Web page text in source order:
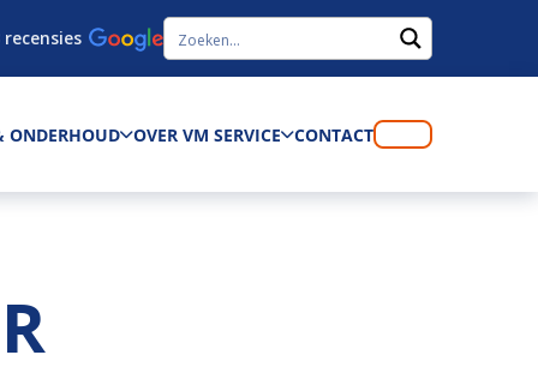
recensies
ONDERHOUD OVER VM SERVICE CONTACT